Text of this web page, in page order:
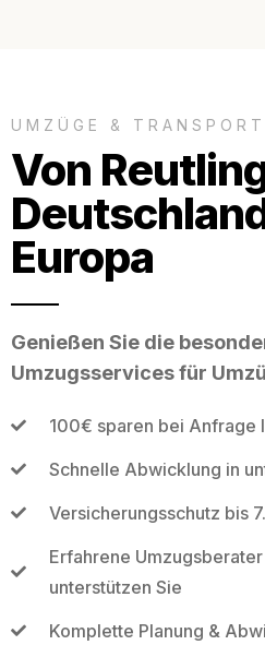
UMZÜGE &
Von
Europa
Genießen Sie die
Umzugsservices für
100€ sparen bei Anfrage
Schnelle Abwicklung in
Versicherungsschutz bis
Erfahrene
unterstützen Sie
Komplette Planung &